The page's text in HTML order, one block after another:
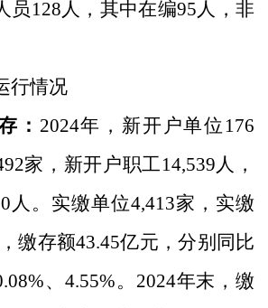
员 128人，其中在编95人，非
行情况
： 2024年，新开户单位 176
家，新开户职工14,539人，
人。实缴单位4,413家，实缴
缴存额43.45亿元，分别同比
、4.55%。 2024年末，缴